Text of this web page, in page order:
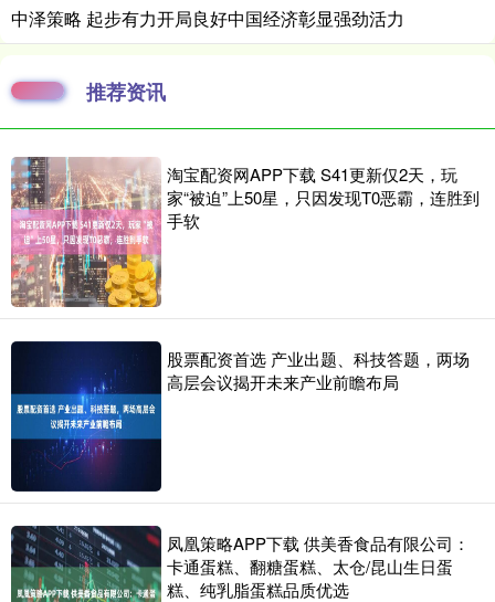
中泽策略 起步有力开局良好中国经济彰显强劲活力
推荐资讯
淘宝配资网APP下载 S41更新仅2天，玩
家“被迫”上50星，只因发现T0恶霸，连胜到
手软
股票配资首选 产业出题、科技答题，两场
高层会议揭开未来产业前瞻布局
凤凰策略APP下载 供美香食品有限公司：
卡通蛋糕、翻糖蛋糕、太仓/昆山生日蛋
糕、纯乳脂蛋糕品质优选